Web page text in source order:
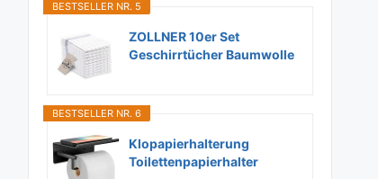
BESTSELLER NR. 5
ZOLLNER 10er Set
Geschirrtücher Baumwolle
BESTSELLER NR. 6
Klopapierhalterung
Toilettenpapierhalter